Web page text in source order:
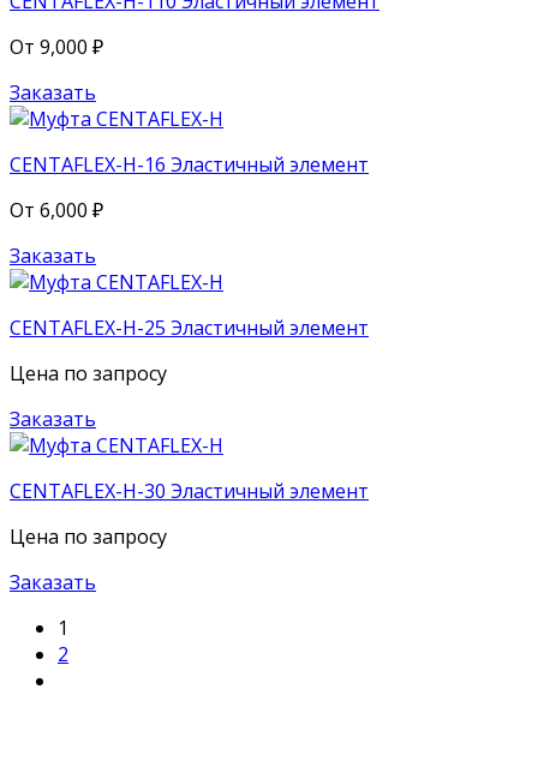
От 9,000 ₽
Заказать
CENTAFLEX-H-16 Эластичный элемент
От 6,000 ₽
Заказать
CENTAFLEX-H-25 Эластичный элемент
Цена по запросу
Заказать
CENTAFLEX-H-30 Эластичный элемент
Цена по запросу
Заказать
1
2